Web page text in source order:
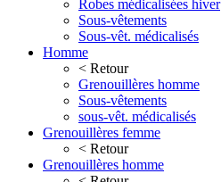
Robes médicalisées hiver
Sous-vêtements
Sous-vêt. médicalisés
Homme
< Retour
Grenouillères homme
Sous-vêtements
sous-vêt. médicalisés
Grenouillères femme
< Retour
Grenouillères homme